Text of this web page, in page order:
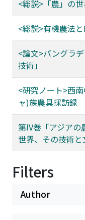
<総説>「農」の
<総説>有機農法
<論文>バングラ
技術」
<研究ノート>西
ャ)族農具採訪録
第IV巻「アジア
世界、その技術
Filters
Author